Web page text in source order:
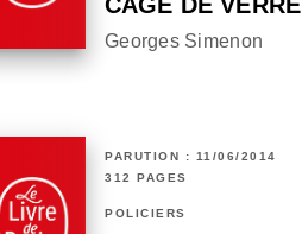
Georges Simenon
PARUTION : 11/06/2014
312 PAGES
POLICIERS